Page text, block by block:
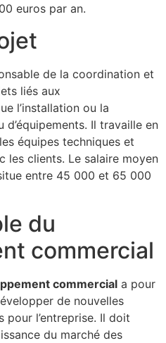
euros par an.
de la coordination et
liés aux
l’installation ou la
d’équipements. Il travaille en
équipes techniques et
les clients. Le salaire moyen
entre 45 000 et 65 000
du
commercial
commercial a pour
de nouvelles
l’entreprise. Il doit
du marché des